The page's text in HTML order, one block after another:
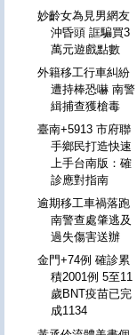
妙齡女為見男網友
沖昏頭 誆騙買3
萬元遊戲點數
外籍移工行車糾紛
遭持棒恐嚇 南警
緝捕查獲槍毒
臺南+5913 市府聯
手鄉民打造快速
上手台南版：確
診應對指南
逾期移工車禍落跑
南警查處肇逃及
過失傷害送辦
金門+74例 確診累
積2001例 5至11
歲BNT疫苗已完
成1134